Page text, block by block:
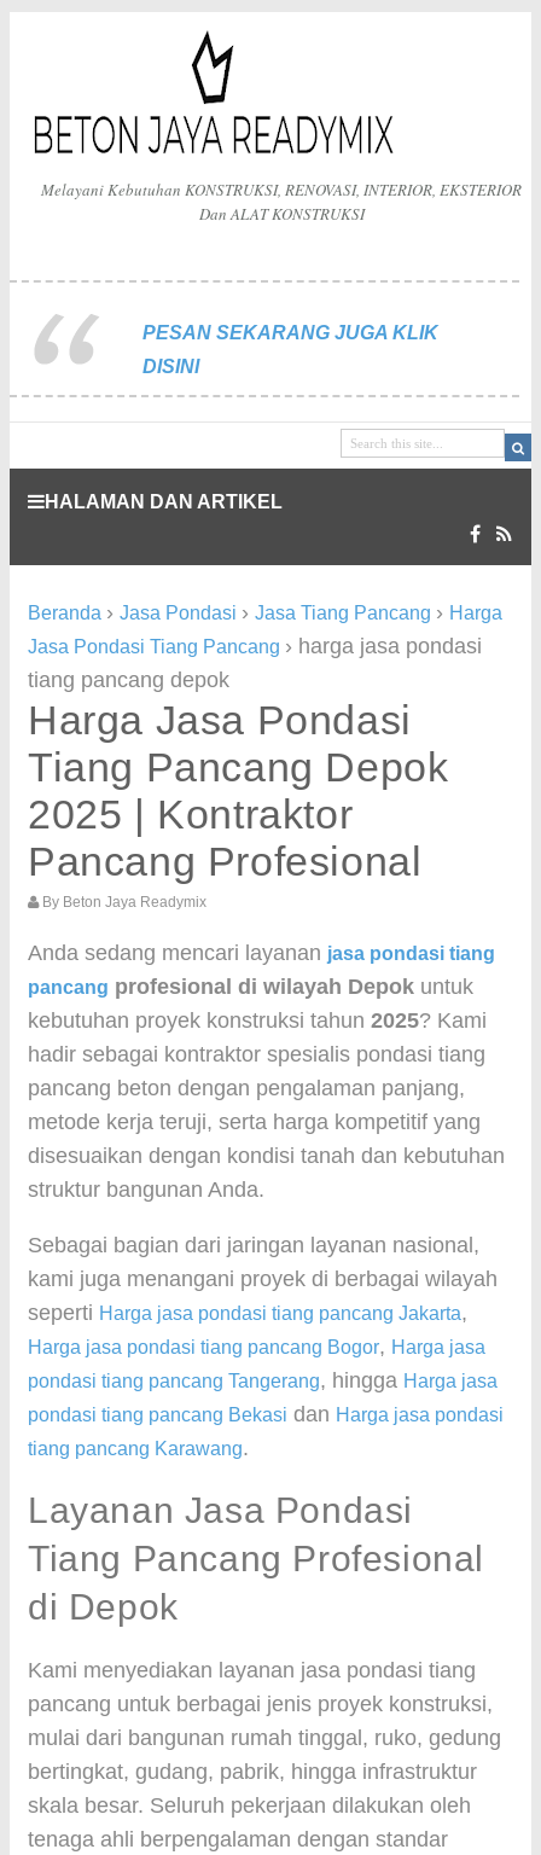
Melayani Kebutuhan KONSTRUKSI, RENOVASI, INTERIOR, EKSTERIOR
Dan ALAT KONSTRUKSI
PESAN SEKARANG JUGA KLIK
DISINI
HALAMAN DAN ARTIKEL
Beranda › Jasa Pondasi › Jasa Tiang Pancang › Harga
Jasa Pondasi Tiang Pancang › harga jasa pondasi
tiang pancang depok
Harga Jasa Pondasi
Tiang Pancang Depok
2025 | Kontraktor
Pancang Profesional
By Beton Jaya Readymix
Anda sedang mencari layanan jasa pondasi tiang
pancang profesional di wilayah Depok untuk
kebutuhan proyek konstruksi tahun 2025? Kami
hadir sebagai kontraktor spesialis pondasi tiang
pancang beton dengan pengalaman panjang,
metode kerja teruji, serta harga kompetitif yang
disesuaikan dengan kondisi tanah dan kebutuhan
struktur bangunan Anda.
Sebagai bagian dari jaringan layanan nasional,
kami juga menangani proyek di berbagai wilayah
seperti Harga jasa pondasi tiang pancang Jakarta,
Harga jasa pondasi tiang pancang Bogor, Harga jasa
pondasi tiang pancang Tangerang, hingga Harga jasa
pondasi tiang pancang Bekasi dan Harga jasa pondasi
tiang pancang Karawang.
Layanan Jasa Pondasi
Tiang Pancang Profesional
di Depok
Kami menyediakan layanan jasa pondasi tiang
pancang untuk berbagai jenis proyek konstruksi,
mulai dari bangunan rumah tinggal, ruko, gedung
bertingkat, gudang, pabrik, hingga infrastruktur
skala besar. Seluruh pekerjaan dilakukan oleh
tenaga ahli berpengalaman dengan standar